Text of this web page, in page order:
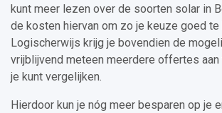
kunt meer lezen over de soorten solar in
de kosten hiervan om zo je keuze goed te
Logischerwijs krijg je bovendien de
vrijblijvend meteen meerdere offertes aan
je kunt vergelijken.
Hierdoor kun je nóg meer besparen op je